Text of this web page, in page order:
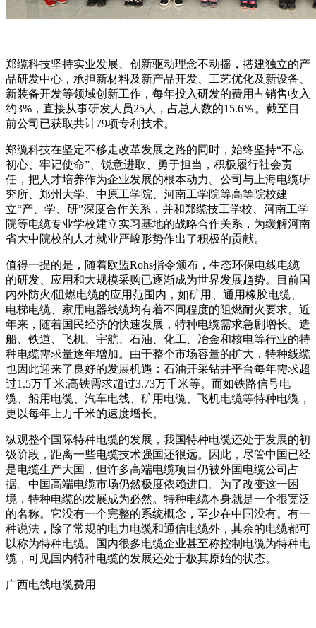
郑缆科技坚持实业发展、创新驱动理念不动摇，搭建独立的产
品研发中心，承担新材料及新产品开发、工艺优化及新设备、
新装备开发等领域创新工作，每年投入研发的费用占销售收入
约3%，直接从事研发人员25人，占总人数的15.6％。截至目
前公司已获取共计79项专利技术。
郑缆科技在坚定不移走改革发展之路的同时，始终坚持“不忘
初心、牢记使命”、锐意进取、勇于担当，积极履行社会责
任，把人才培养作为企业发展的根本动力。公司与上海电缆研
究所、郑州大学、中原工学院、河南工学院等高等院校建
立“产、学、研”深度合作关系，并和郑缆技工学校、河南工学
院等电缆专业学校建立实习基地的战略合作关系，为缓解河南
省大中院校的人才就业严峻形势作出了积极的贡献。
值得一提的是，随着欧盟Rohs指令颁布，生态环保电线电缆
的研发、应用和大规模采购已逐渐成为世界发展趋势。目前国
内外防火/阻燃电缆的应用范围内，如矿用、通用橡胶电缆、
电梯电缆、家用电器线缆均有着不同程度的阻燃耐火要求。近
年来，随着国民经济的快速发展，特种电缆需求急剧增长。造
船、铁道、飞机、宇航、石油、化工、冶金和核电等行业的特
种电缆需求量逐年增加。由于整个市场容量的扩大，特种线缆
也因此迎来了良好的发展机遇：石油开采钻井平台每年需求超
过1.5万千米;高铁需求超过3.73万千米等。而如铁路信号电
缆、船用电缆、汽车电线、矿用电缆、飞机电缆等特种电缆，
更以每年上万千米的速度增长。
纵观整个国际特种电缆的发展，我国特种电缆还处于发展的初
级阶段，距离一些电缆技术强国还很远。因此，尽管中国已经
是电缆生产大国，但许多高端电缆项目仍被外国电缆公司占
据。中国高端电缆市场仍然极度依赖进口。为了改变这一困
境，特种电缆的发展成为必然。特种电缆本身就是一个很宽泛
的名称。它没有一个完整的系统概念，至少在中国没有。有一
种说法，除了常规的电力电缆和通信电缆外，其余的电缆都可
以称为特种电缆。国内很多电缆企业甚至称控制电缆为特种电
缆，可见国内特种电缆的发展还处于极其原始的状态。
广西电线电缆费用